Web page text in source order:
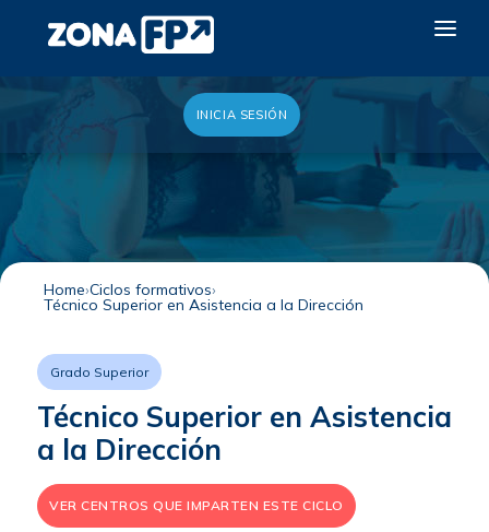
NOTICIAS
QUIERO EXPONER
INICIA SESIÓN
Home Ciclos formativos
Técnico Superior en Asistencia a la Dirección
Grado Superior
Técnico Superior en Asistencia
a la Dirección
VER CENTROS QUE IMPARTEN ESTE CICLO